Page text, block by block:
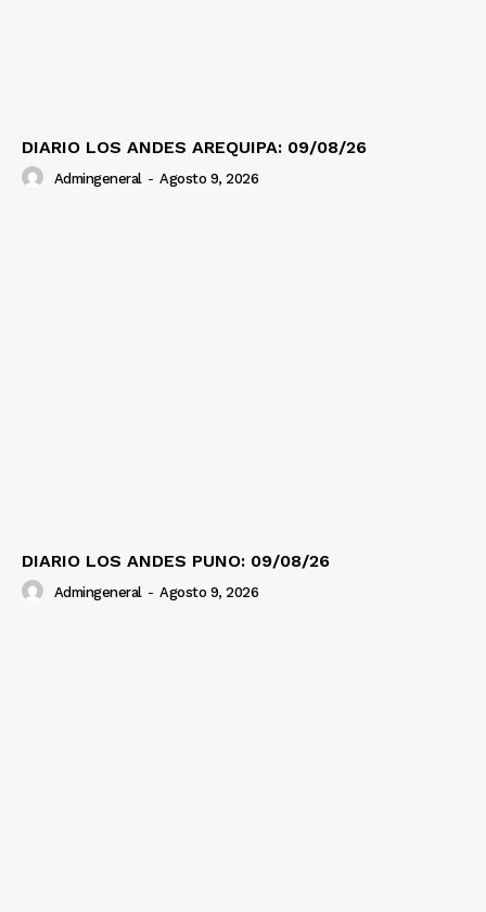
DIARIO LOS ANDES AREQUIPA: 09/08/26
Admingeneral - Agosto 9, 2026
DIARIO LOS ANDES PUNO: 09/08/26
Admingeneral - Agosto 9, 2026